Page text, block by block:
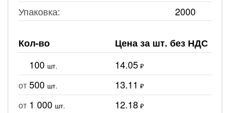
Упаковка:
2000
Кол-во
Цена за шт. без НДС
100 шт. 14.05 ₽
от 500 шт. 13.11 ₽
от 1 000 шт. 12.18 ₽